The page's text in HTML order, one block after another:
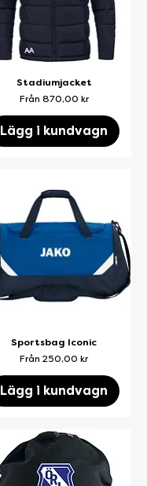
Stadiumjacket
Från 870,00 kr
Reapris
Lägg i kundvagn
Sportsbag Iconic
Från250,00 kr
Reapris
Lägg i kundvagn